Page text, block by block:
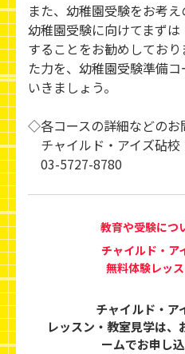
また、幼稚園受験をお考え
幼稚園受験に向けてまず
することをお勧めしてお
た力を、幼稚園受験準備
いきましょう。
◇各コースの詳細などのお
チャイルド・アイズ砧校
03-5727-8780
教育や受験につ
チャイルド・ア
無料体験レッ
チャイルド・ア
レッスン・教室見学は、
ームでお申し